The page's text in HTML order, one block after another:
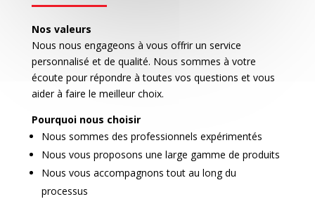
i
m
m
o
b
i
l
i
è
r
Nos valeurs
Nous nous engageons à vous offrir un service
personnalisé et de qualité. Nous sommes à votre
écoute pour répondre à toutes vos questions et vous
aider à faire le meilleur choix.
Pourquoi nous choisir
Nous sommes des professionnels expérimentés
Nous vous proposons une large gamme de produits
Nous vous accompagnons tout au long du
processus